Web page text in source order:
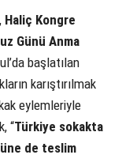
, Haliç Kongre
Günü Anma
başlatılan
karıştırılmak
eylemleriyle
“Türkiye sokakta
de teslim